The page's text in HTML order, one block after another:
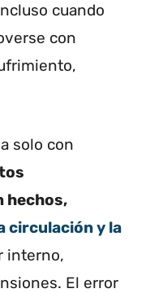
cuando
con
solo con
hechos,
circulación y la
interno,
El error